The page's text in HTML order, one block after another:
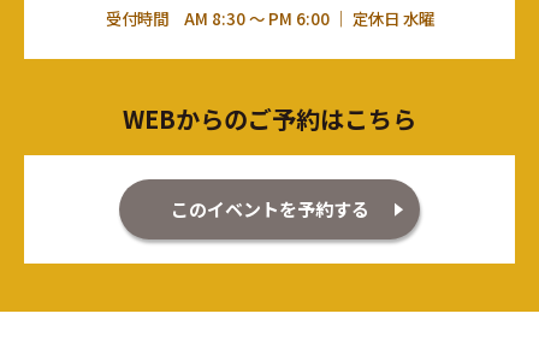
受付時間 AM 8:30 ～ PM 6:00 ｜ 定休日 水曜
WEBからのご予約はこちら
このイベントを予約する